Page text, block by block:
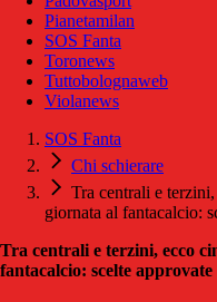
Pianetamilan
SOS Fanta
Toronews
Tuttobolognaweb
Violanews
SOS Fanta
Chi schierare
Tra centrali e
giornata al fantacalcio:
Tra centrali e terzini, ecco
fantacalcio: scelte approvate